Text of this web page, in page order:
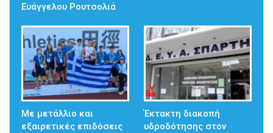
Ευάγγελου Ρουτσολιά
Με μετάλλιο και
εξαιρετικές επιδόσεις
Έκτακτη διακοπή
υδροδότησης στον